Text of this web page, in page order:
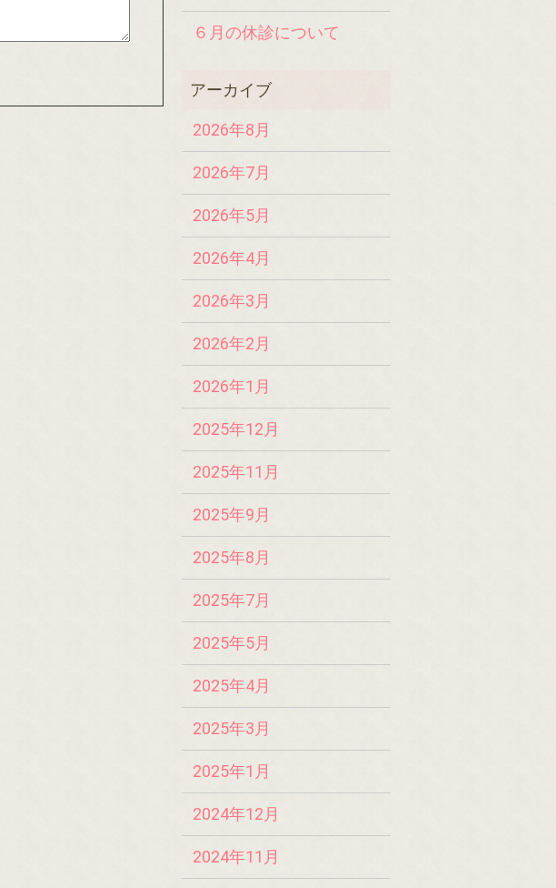
６月の休診について
2026年8月
2026年7月
2026年5月
2026年4月
2026年3月
2026年2月
2026年1月
2025年12月
2025年11月
2025年9月
2025年8月
2025年7月
2025年5月
2025年4月
2025年3月
2025年1月
2024年12月
2024年11月